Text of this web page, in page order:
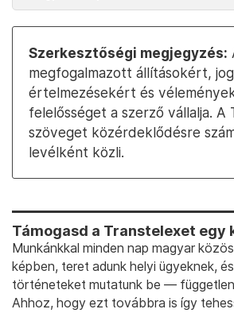
Szerkesztőségi megjegyzés:
megfogalmazott állításokért,
értelmezésekért és
felelősséget a szerző vállalja. A
szöveget közérdeklődésre
levélként közli.
Támogasd a Transtelexet egy
Munkánkkal minden nap magyar
képben, teret adunk helyi ügyeknek,
történeteket mutatunk be —
Ahhoz, hogy ezt továbbra is így